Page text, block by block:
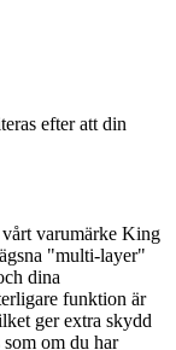
efter att din
varumärke King
"multi-layer"
dina
funktion är
ger extra skydd
om du har